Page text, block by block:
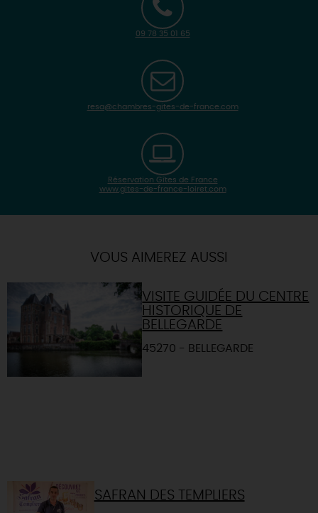
09 78 35 01 65
resa@chambres-gites-de-france.com
Réservation Gîtes de France
www.gites-de-france-loiret.com
VOUS AIMEREZ AUSSI
VISITE GUIDÉE DU CENTRE
HISTORIQUE DE
BELLEGARDE
45270 - BELLEGARDE
SAFRAN DES TEMPLIERS